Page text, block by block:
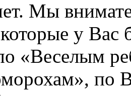
Мы
у Вас
«Веселым
по